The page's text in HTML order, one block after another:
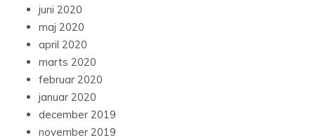
juni 2020
maj 2020
april 2020
marts 2020
februar 2020
januar 2020
december 2019
november 2019